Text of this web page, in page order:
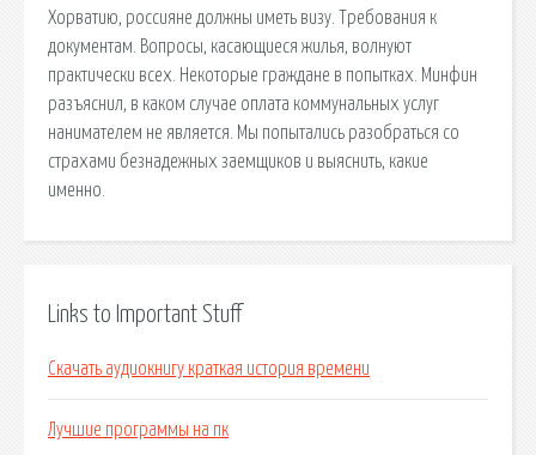
Хорватию, россияне должны иметь визу. Требования к
документам. Вопросы, касающиеся жилья, волнуют
практически всех. Некоторые граждане в попытках. Минфин
разъяснил, в каком случае оплата коммунальных услуг
нанимателем не является. Мы попытались разобраться со
страхами безнадежных заемщиков и выяснить, какие
именно.
Links to Important Stuff
Скачать аудиокнигу краткая история времени
Лучшие программы на пк